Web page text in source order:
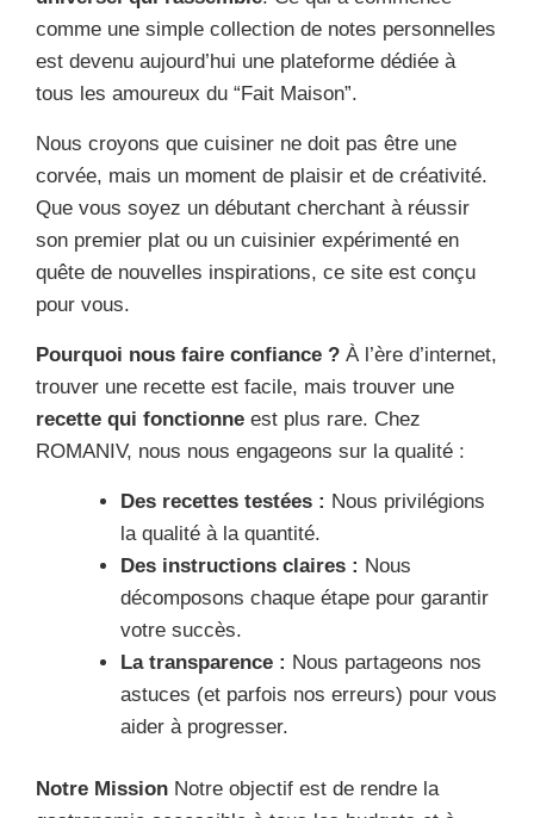
comme une simple collection de notes personnelles
est devenu aujourd’hui une plateforme dédiée à
tous les amoureux du “Fait Maison”.
Nous croyons que cuisiner ne doit pas être une
corvée, mais un moment de plaisir et de créativité.
Que vous soyez un débutant cherchant à réussir
son premier plat ou un cuisinier expérimenté en
quête de nouvelles inspirations, ce site est conçu
pour vous.
Pourquoi nous faire confiance ? À l’ère d’internet,
trouver une recette est facile, mais trouver une
recette qui fonctionne est plus rare. Chez
ROMANIV, nous nous engageons sur la qualité :
Des recettes testées : Nous privilégions
la qualité à la quantité.
Des instructions claires : Nous
décomposons chaque étape pour garantir
votre succès.
La transparence : Nous partageons nos
astuces (et parfois nos erreurs) pour vous
aider à progresser.
Notre Mission Notre objectif est de rendre la